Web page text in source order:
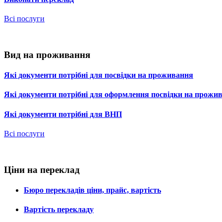
Всі послуги
Вид на проживання
Які документи потрібні для посвідки на проживання
Які документи потрібні для оформлення посвідки на
Які документи потрібні для ВНП
Всі послуги
Ціни на переклад
Бюро перекладів ціни, прайс, вартість
Вартість перекладу